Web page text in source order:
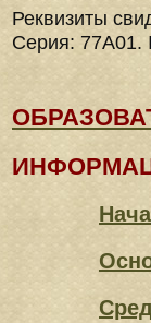
Реквизиты
Серия: 77А01.